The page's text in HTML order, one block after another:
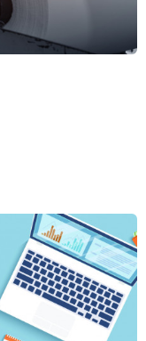
hârtiei pentru
imprimantele vă vor
hârtiei pe care vor
cum diferă hârtia din
ce tipuri de